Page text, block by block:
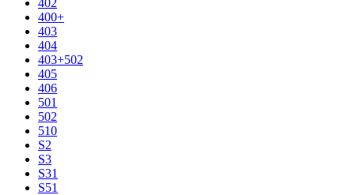
402
400+
403
404
403+502
405
406
501
502
510
S2
S3
S31
S51